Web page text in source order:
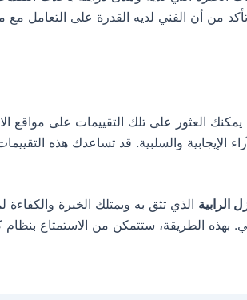
من أن الفني لديه القدرة على التعامل مع
العثور على تلك التقييمات على مواقع
الإيجابية والسلبية. قد تساعدك هذه
الرابية الذي تثق به ويمتلك الخبرة والكفاءة
بهذه الطريقة، ستتمكن من الاستمتاع